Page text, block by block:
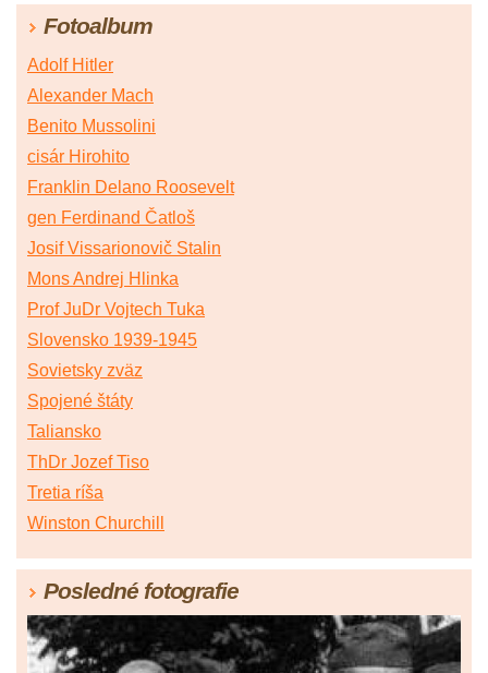
Fotoalbum
Adolf Hitler
Alexander Mach
Benito Mussolini
cisár Hirohito
Franklin Delano Roosevelt
gen Ferdinand Čatloš
Josif Vissarionovič Stalin
Mons Andrej Hlinka
Prof JuDr Vojtech Tuka
Slovensko 1939-1945
Sovietsky zväz
Spojené štáty
Taliansko
ThDr Jozef Tiso
Tretia ríša
Winston Churchill
Posledné fotografie